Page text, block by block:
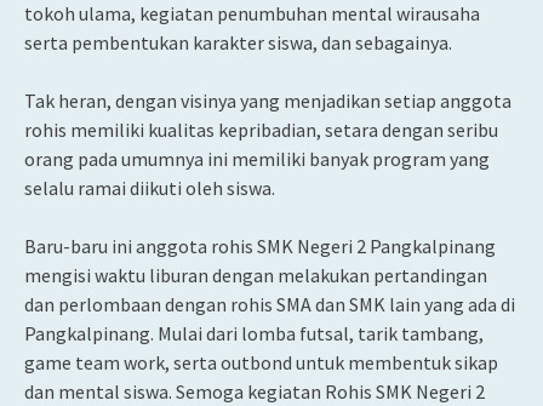
tokoh ulama, kegiatan penumbuhan mental wirausaha
serta pembentukan karakter siswa, dan sebagainya.
Tak heran, dengan visinya yang menjadikan setiap anggota
rohis memiliki kualitas kepribadian, setara dengan seribu
orang pada umumnya ini memiliki banyak program yang
selalu ramai diikuti oleh siswa.
Baru-baru ini anggota rohis SMK Negeri 2 Pangkalpinang
mengisi waktu liburan dengan melakukan pertandingan
dan perlombaan dengan rohis SMA dan SMK lain yang ada di
Pangkalpinang. Mulai dari lomba futsal, tarik tambang,
game team work, serta outbond untuk membentuk sikap
dan mental siswa. Semoga kegiatan Rohis SMK Negeri 2